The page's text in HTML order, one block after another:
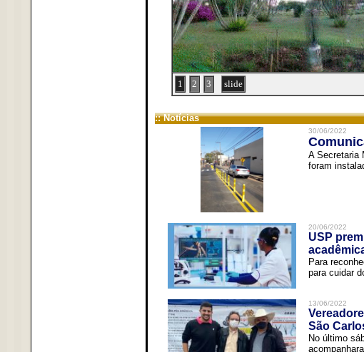
1 2 3 slide
:: Notícias
30/06/2022
A Secretaria
foram
20/06/2022
USP
Para
para cuidar
13/06/2022
São
No último